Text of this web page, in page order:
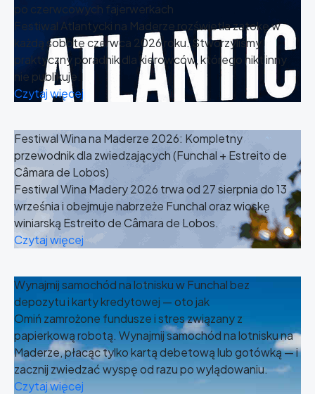
po czerwcowych fajerwerkach
Festiwal Atlantycki na Maderze rozświetla zatokę w
każdą sobotę czerwca 2026 roku. Stworzyliśmy
praktyczny poradnik dla kierowców, którego nikt inny
nie publikuje.
Czytaj więcej
Festiwal Wina na Maderze 2026: Kompletny
przewodnik dla zwiedzających (Funchal + Estreito de
Câmara de Lobos)
Festiwal Wina Madery 2026 trwa od 27 sierpnia do 13
września i obejmuje nabrzeże Funchal oraz wioskę
winiarską Estreito de Câmara de Lobos.
Czytaj więcej
Wynajmij samochód na lotnisku w Funchal bez
depozytu i karty kredytowej — oto jak
Omiń zamrożone fundusze i stres związany z
papierkową robotą. Wynajmij samochód na lotnisku na
Maderze, płacąc tylko kartą debetową lub gotówką — i
zacznij zwiedzać wyspę od razu po wylądowaniu.
Czytaj więcej